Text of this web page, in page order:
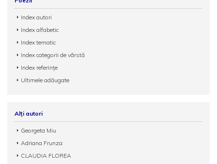
Index autori
Index alfabetic
Index tematic
Index categorii de vârstă
Index referințe
Ultimele adăugate
Alți autori
Georgeta Miu
Adriana Frunza
CLAUDIA FLOREA